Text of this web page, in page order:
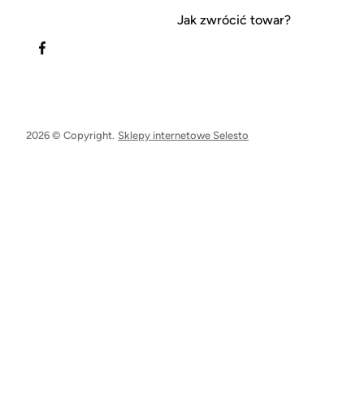
Jak zwrócić towar?
2026 © Copyright. Sklepy internetowe Selesto